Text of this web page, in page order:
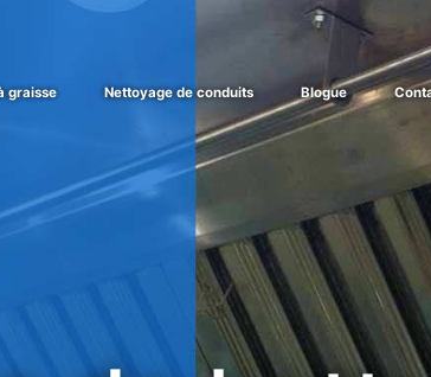
graisse Nettoyage de conduits Blogue